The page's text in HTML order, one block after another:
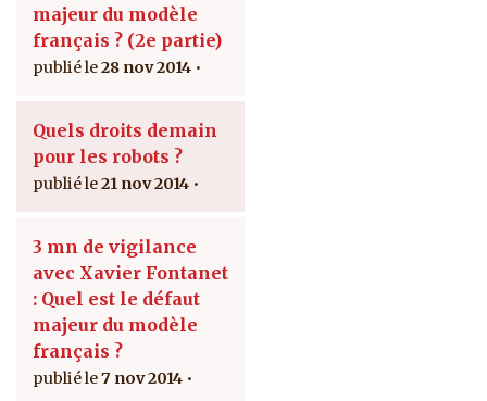
majeur du modèle
français ? (2e partie)
28 nov 2014
Quels droits demain
pour les robots ?
21 nov 2014
3 mn de vigilance
avec Xavier Fontanet
: Quel est le défaut
majeur du modèle
français ?
7 nov 2014